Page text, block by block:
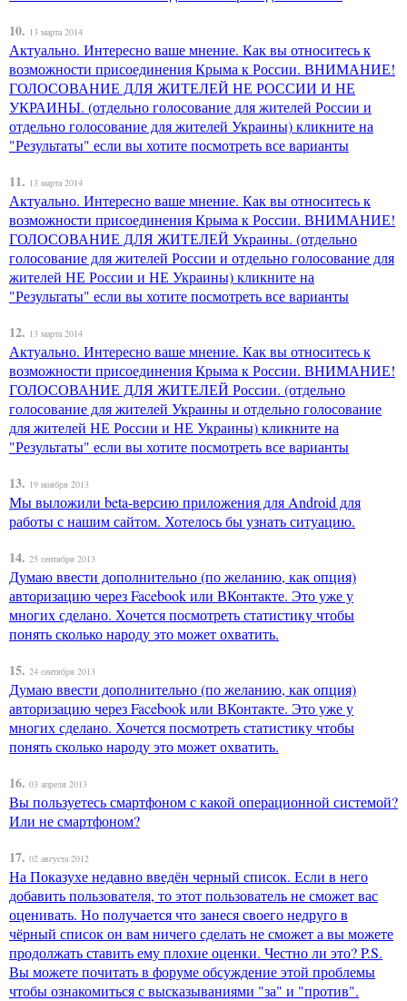
10. 13 марта 2014
Актуально. Интересно ваше мнение. Как вы относитесь к
возможности присоединения Крыма к России. ВНИМАНИЕ!
ГОЛОСОВАНИЕ ДЛЯ ЖИТЕЛЕЙ НЕ РОССИИ И НЕ
УКРАИНЫ. (отдельно голосование для жителей России и
отдельно голосование для жителей Украины) кликните на
"Результаты" если вы хотите посмотреть все варианты
11. 13 марта 2014
Актуально. Интересно ваше мнение. Как вы относитесь к
возможности присоединения Крыма к России. ВНИМАНИЕ!
ГОЛОСОВАНИЕ ДЛЯ ЖИТЕЛЕЙ Украины. (отдельно
голосование для жителей России и отдельно голосование для
жителей НЕ России и НЕ Украины) кликните на
"Результаты" если вы хотите посмотреть все варианты
12. 13 марта 2014
Актуально. Интересно ваше мнение. Как вы относитесь к
возможности присоединения Крыма к России. ВНИМАНИЕ!
ГОЛОСОВАНИЕ ДЛЯ ЖИТЕЛЕЙ России. (отдельно
голосование для жителей Украины и отдельно голосование
для жителей НЕ России и НЕ Украины) кликните на
"Результаты" если вы хотите посмотреть все варианты
13. 19 ноября 2013
Мы выложили beta-версию приложения для Android для
работы с нашим сайтом. Хотелось бы узнать ситуацию.
14. 25 сентября 2013
Думаю ввести дополнительно (по желанию, как опция)
авторизацию через Facebook или ВКонтакте. Это уже у
многих сделано. Хочется посмотреть статистику чтобы
понять сколько народу это может охватить.
15. 24 сентября 2013
Думаю ввести дополнительно (по желанию, как опция)
авторизацию через Facebook или ВКонтакте. Это уже у
многих сделано. Хочется посмотреть статистику чтобы
понять сколько народу это может охватить.
16. 03 апреля 2013
Вы пользуетесь смартфоном с какой операционной системой?
Или не смартфоном?
17. 02 августа 2012
На Показухе недавно введён черный список. Если в него
добавить пользователя, то этот пользователь не сможет вас
оценивать. Но получается что занеся своего недруго в
чёрный список он вам ничего сделать не сможет а вы можете
продолжать ставить ему плохие оценки. Честно ли это? P.S.
Вы можете почитать в форуме обсуждение этой проблемы
чтобы ознакомиться с высказываниями "за" и "против".